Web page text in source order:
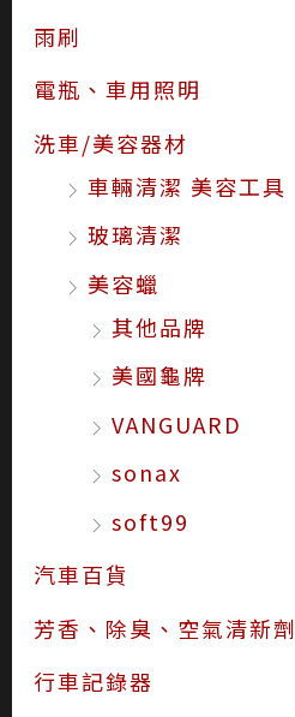
雨刷
電瓶、車用照明
洗車/美容器材
車輛清潔 美容工具
玻璃清潔
美容蠟
其他品牌
美國龜牌
VANGUARD
sonax
soft99
汽車百貨
芳香、除臭、空氣清新劑
行車記錄器